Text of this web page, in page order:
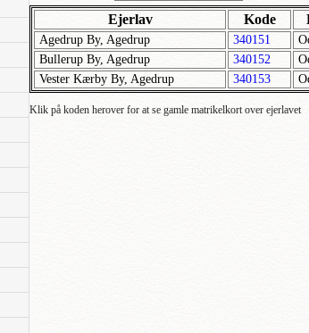
Ejerlav Kode
Agedrup By, Agedrup 340151
Bullerup By, Agedrup
340152
Vester Kærby By, Agedrup
340153
Klik på koden herover for at se gamle matrikelkort over ejerlavet